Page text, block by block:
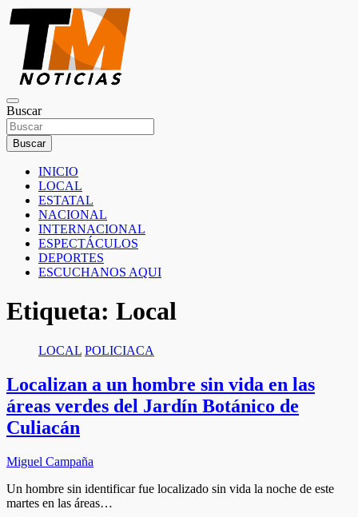
Saltar
al
contenido
TM Noticias
TM Noticias
Buscar
Buscar
INICIO
LOCAL
ESTATAL
NACIONAL
INTERNACIONAL
ESPECTÁCULOS
DEPORTES
ESCUCHANOS AQUI
Etiqueta: Local
LOCAL POLICIACA
Localizan a un hombre sin vida en las
áreas verdes del Jardín Botánico de
Culiacán
Miguel Campaña
Un hombre sin identificar fue localizado sin vida la noche de este
martes en las áreas…